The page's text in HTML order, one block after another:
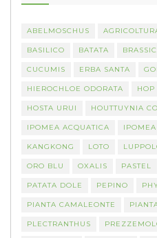
ABELMOSCHUS
BASILICO BATATA
CUCUMIS ERBA SANTA
HIEROCHLOE ODORATA HOP
HOSTA URUI HOUTTUYNIA
IPOMEA ACQUATICA IPOMEA
KANGKONG LOTO
ORO BLU OXALIS PASTEL
PATATA DOLE PEPINO
PIANTA CAMALEONTE
PLECTRANTHUS